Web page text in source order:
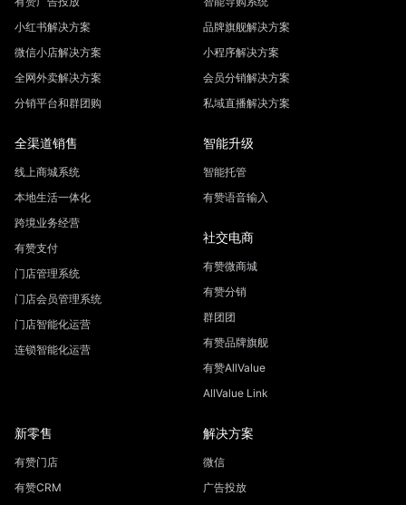
小红书解决方案
微信小店解决方案
全网外卖解决方案
分销平台和群团购
品牌旗舰解决方案
小程序解决方案
会员分销解决方案
私域直播解决方案
全渠道销售
线上商城系统
本地生活一体化
跨境业务经营
有赞支付
门店管理系统
门店会员管理系统
门店智能化运营
连锁智能化运营
智能升级
智能托管
有赞语音输入
社交电商
有赞微商城
有赞分销
群团团
有赞品牌旗舰
有赞AllValue
AllValue Link
新零售
有赞门店
有赞CRM
解决方案
微信
广告投放